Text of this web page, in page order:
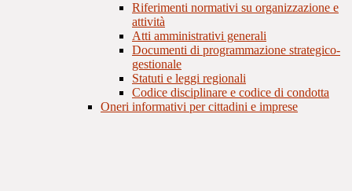
Riferimenti normativi su organizzazione e
attività
Atti amministrativi generali
Documenti di programmazione strategico-
gestionale
Statuti e leggi regionali
Codice disciplinare e codice di condotta
Oneri informativi per cittadini e imprese